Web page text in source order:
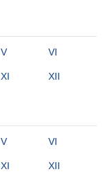
V VI
XI XII
V VI
XI XII